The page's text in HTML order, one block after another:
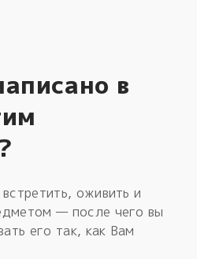
в
оживить и
— после чего вы
его так, как Вам